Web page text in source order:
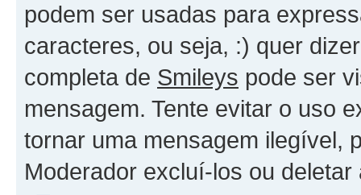
podem ser usadas para
caracteres, ou seja, :) quer
completa de Smileys pode ser
mensagem. Tente evitar o uso
tornar uma mensagem ilegível,
Moderador excluí-los ou